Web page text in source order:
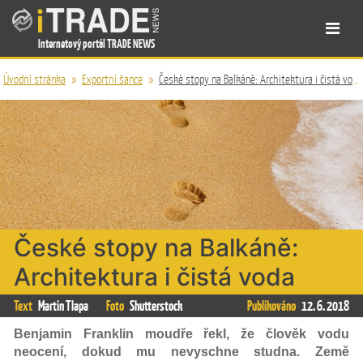
Internetový portál TRADE NEWS
Úvodní stránka » Exportní šance » České stopy na Balkáně: Architektura i čistá voda
České stopy na Balkáně:
Architektura i čistá voda
Text Martin Tlapa Foto Shutterstock Publikováno 12. 6. 2018
Benjamin Franklin moudře řekl, že člověk vodu
neocení, dokud mu nevyschne studna. Země